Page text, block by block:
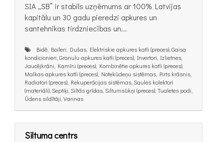
SIA „SB” ir stabils uzņēmums ar 100% Latvijas
kapitālu un 30 gadu pieredzi apkures un
santehnikas tirdzniecības un...
Bidē, Boileri, Dušas, Elektriskie apkures katli (preces), Gaisa
kondicionieri, Granulu apkures katli (preces), Invertori, Izlietnes,
Jaucējkrāni, Kamīni (preces), Kombinētie apkures katli (preces),
Malkas apkures katli (preces), Notekūdeņu sistēmas, Pirts krāsnis,
Radiatori (preces), Rekuperācijas sistēmas, Saules kolektori
(materiāli), Septiķi, Siltās grīdas, Siltumsūkņi (preces), Tualetes podi,
Ūdens sildītāji, Vannas
Siltuma centrs